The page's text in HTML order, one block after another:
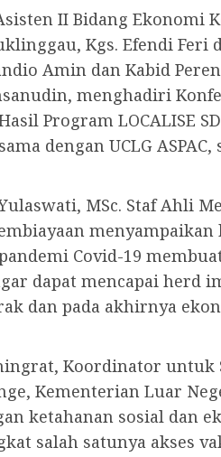
II Bidang Ekonomi
Kgs. Efendi Feri
Amin dan Kabid
menghadiri
Program LOCALISE
dengan UCLG
MSc. Staf Ahli
menyampaikan
Covid-19
dapat mencapai herd
dan pada akhirnya
Koordinator untuk
Kementerian Luar
ketahanan sosial dan
salah satunya akses